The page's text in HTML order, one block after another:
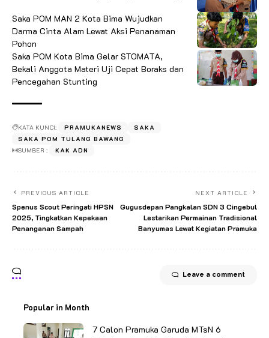
Saka POM MAN 2 Kota Bima Wujudkan
Darma Cinta Alam Lewat Aksi Penanaman
Pohon
Saka POM Kota Bima Gelar STOMATA,
Bekali Anggota Materi Uji Cepat Boraks dan
Pencegahan Stunting
KATA KUNCI: PRAMUKANEWS
SAKA
SAKA POM TULANG BAWANG
SUMBER :
KAK ADN
PREVIOUS ARTICLE
Spenus Scout Peringati HPSN
2025, Tingkatkan Kepekaan
Penanganan Sampah
NEXT ARTICLE
Gugusdepan Pangkalan SDN 3 Cingebul
Lestarikan Permainan Tradisional
Banyumas Lewat Kegiatan Pramuka
Leave a comment
Popular in Month
7 Calon Pramuka Garuda MTsN 6